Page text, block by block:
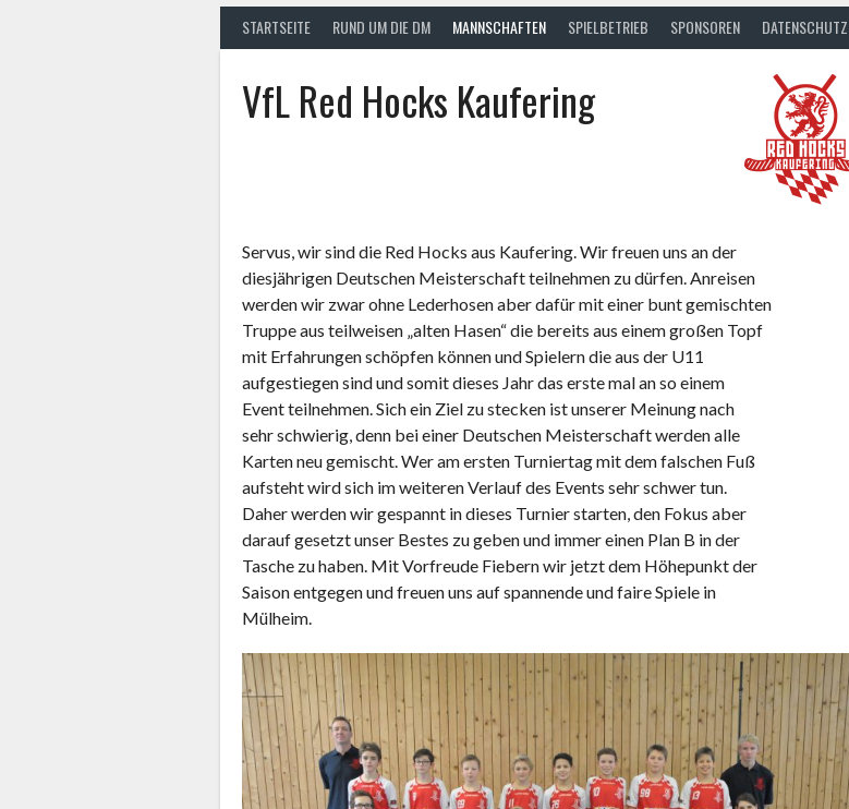
STARTSEITE RUND UM DIE DM MANNSCHAFTEN SPIELBETRIEB SPONSOREN DATENSCHUTZ
VfL Red Hocks Kaufering
Servus, wir sind die Red Hocks aus Kaufering. Wir freuen uns an der
diesjährigen Deutschen Meisterschaft teilnehmen zu dürfen. Anreisen
werden wir zwar ohne Lederhosen aber dafür mit einer bunt gemischten
Truppe aus teilweisen „alten Hasen“ die bereits aus einem großen Topf
mit Erfahrungen schöpfen können und Spielern die aus der U11
aufgestiegen sind und somit dieses Jahr das erste mal an so einem
Event teilnehmen. Sich ein Ziel zu stecken ist unserer Meinung nach
sehr schwierig, denn bei einer Deutschen Meisterschaft werden alle
Karten neu gemischt. Wer am ersten Turniertag mit dem falschen Fuß
aufsteht wird sich im weiteren Verlauf des Events sehr schwer tun.
Daher werden wir gespannt in dieses Turnier starten, den Fokus aber
darauf gesetzt unser Bestes zu geben und immer einen Plan B in der
Tasche zu haben. Mit Vorfreude Fiebern wir jetzt dem Höhepunkt der
Saison entgegen und freuen uns auf spannende und faire Spiele in
Mülheim.